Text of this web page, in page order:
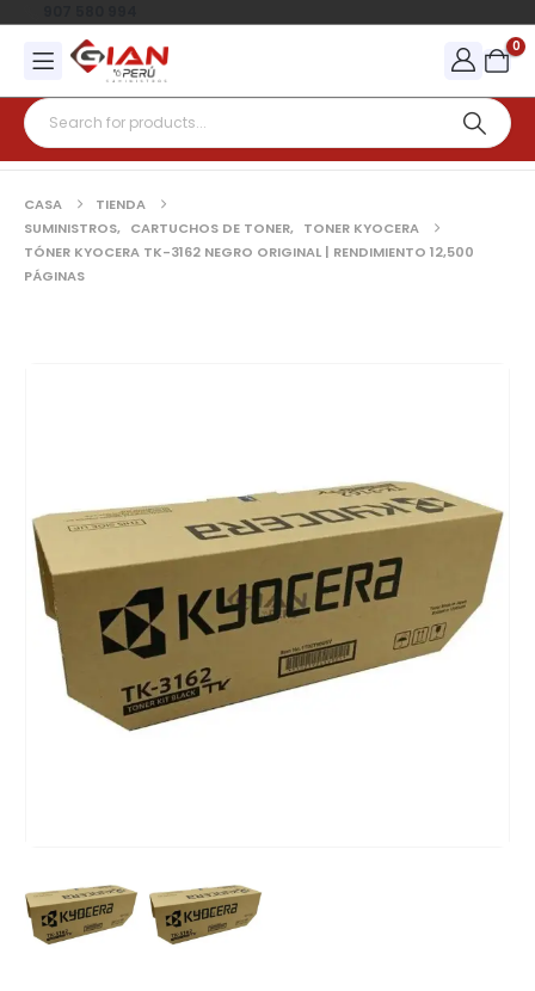
0
CASA
TIENDA
SUMINISTROS, CARTUCHOS DE TONER, TONER KYOCERA
TÓNER KYOCERA TK-3162 NEGRO ORIGINAL | RENDIMIENTO 12,500
PÁGINAS